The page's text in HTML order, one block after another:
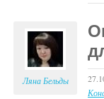
Ляна Бельды